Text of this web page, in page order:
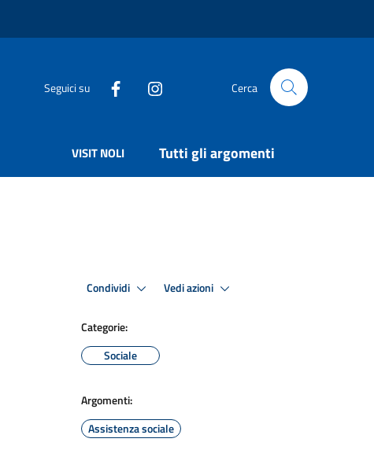
Seguici su Cerca
VISIT NOLI Tutti gli argomenti
Condividi Vedi azioni
Categorie:
Sociale
Argomenti:
Assistenza sociale